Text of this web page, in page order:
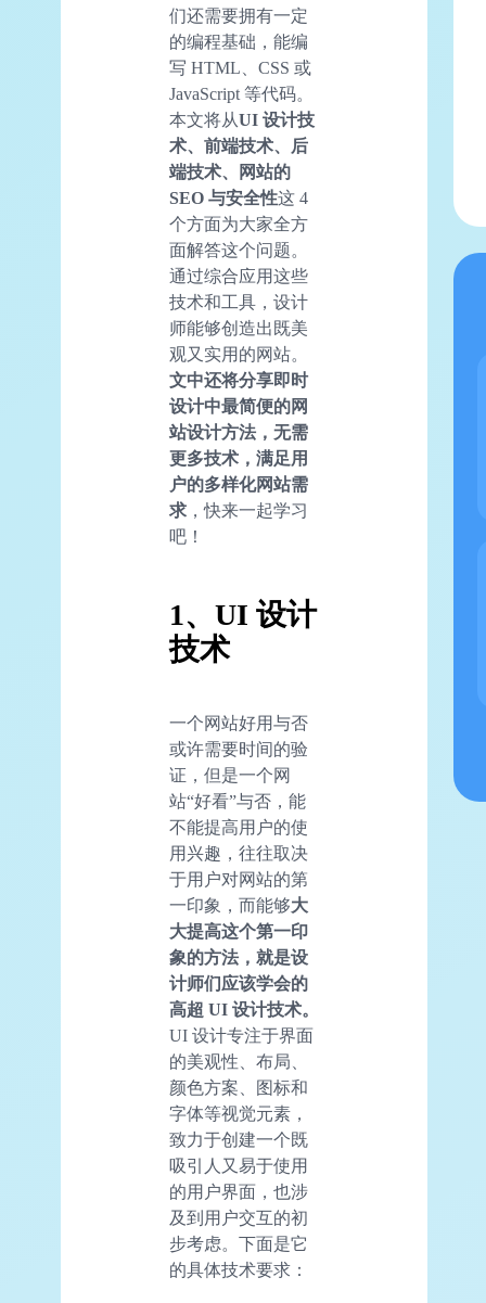
们还需要拥有一定
的编程基础，能编
写 HTML、CSS 或
JavaScript 等代码。
本文将从UI 设计技
术、 前端技术、后
端技术、网站的
SEO 与安全性这 4
个方面为大家全方
面解答这个问题。
通过综合应用这些
技术和工具，设计
师能够创造出既美
观又实用的网站。
文中还将分享即时
设计中最简便的网
站设计方法，无需
更多技术，满足用
户的多样化网站需
求 ，快来一起学习
吧！
1、UI 设计
技术
一个网站好用与否
或许需要时间的验
证，但是一个网
站“好看”与否，能
不能提高用户的使
用兴趣，往往取决
于用户对网站的第
一印象，而能够大
大提高这个第一印
象的方法，就是设
计师们应该学会的
高超 UI 设计技术。
UI 设计专注于界面
的美观性、布局、
颜色方案、图标和
字体等视觉元素，
致力于创建一个既
吸引人又易于使用
的用户界面，也涉
及到用户交互的初
步考虑。下面是它
的具体技术要求：